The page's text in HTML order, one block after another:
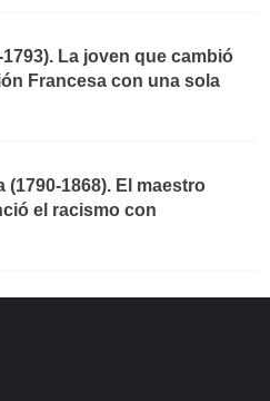
La joven que cambió
Francesa con una sola
(1790-1868). El maestro
el racismo con